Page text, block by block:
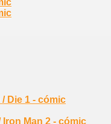
Die 1 - cómic
Iron Man 2 - cómic